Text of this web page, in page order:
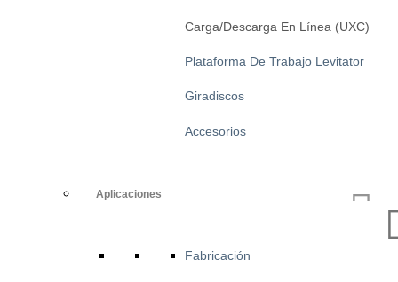
Carga/descarga En Línea (UXC)
Plataforma De Trabajo Levitator
Giradiscos
Accesorios
Aplicaciones
Fabricación